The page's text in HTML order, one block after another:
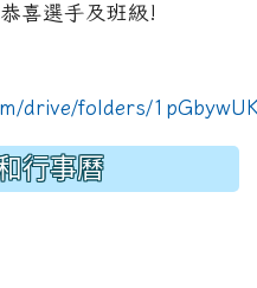
喜選手及班級!
drive/folders/
行事曆